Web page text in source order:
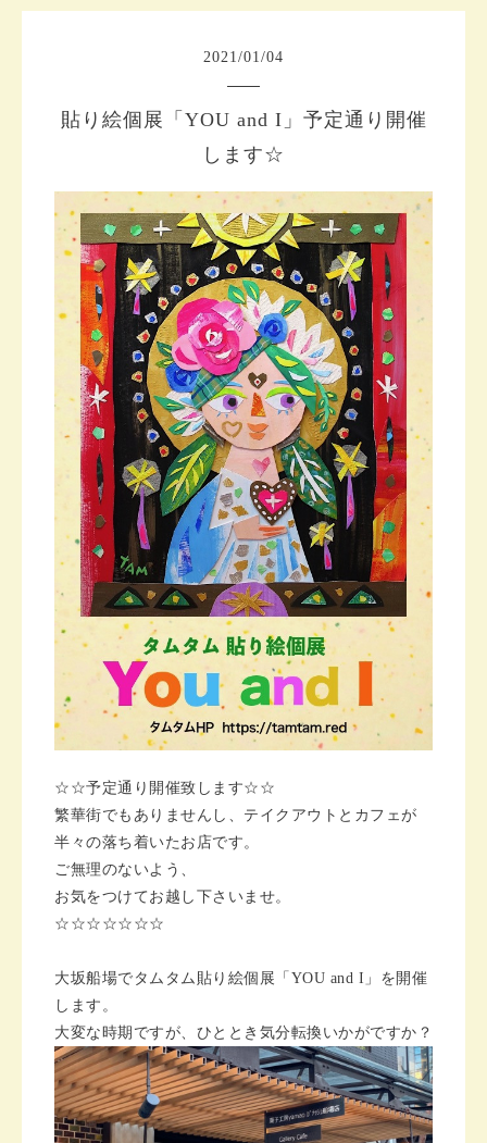
2021 /01 /04
貼り絵個展「YOU and I」予定通り開催
します☆
☆☆予定通り開催致します☆☆
繁華街でもありませんし、テイクアウトとカフェが
半々の落ち着いたお店です。
ご無理のないよう、
お気をつけてお越し下さいませ。
☆☆☆☆☆☆☆
大坂船場でタムタム貼り絵個展「YOU and I」を開催
します。
大変な時期ですが、ひととき気分転換いかがですか？